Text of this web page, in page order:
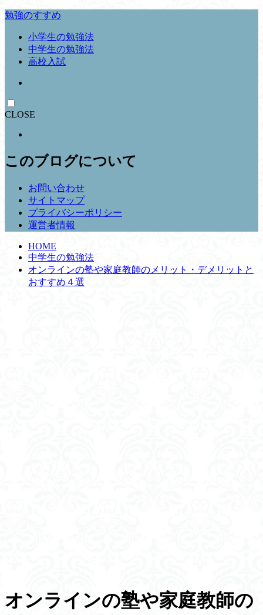
勉強のすすめ
小学生の勉強法
中学生の勉強法
高校入試
CLOSE
このブログについて
お問い合わせ
サイトマップ
プライバシーポリシー
運営者情報
HOME
中学生の勉強法
オンラインの塾や家庭教師のメリット・デメリットと
おすすめ４選
オンラインの塾や家庭教師の